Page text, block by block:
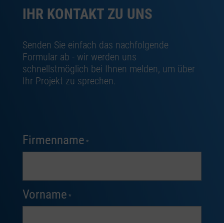
IHR KONTAKT ZU UNS
Senden Sie einfach das nachfolgende
Formular ab - wir werden uns
schnellstmöglich bei Ihnen melden, um über
Ihr Projekt zu sprechen.
Firmenname *
Vorname *